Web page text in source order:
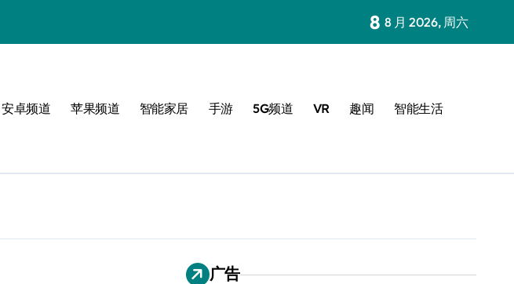
8 8 月 2026, 周六
安卓频道 苹果频道 智能家居 手游 5G频道 VR 趣闻 智能生活
广告